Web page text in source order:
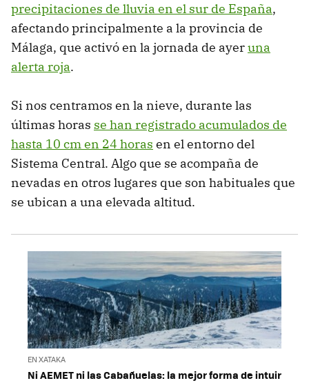
precipitaciones de lluvia en el sur de España,
afectando principalmente a la provincia de
Málaga, que activó en la jornada de ayeruna
alerta roja.
Si nos centramos en la nieve, durante las
últimas horas se han registrado acumulados de
hasta 10 cm en 24 horas en el entorno del
Sistema Central. Algo que se acompaña de
nevadas en otros lugares que son habituales que
se ubican a una elevada altitud.
EN XATAKA
Ni AEMET ni las Cabañuelas: la mejor forma de intuir